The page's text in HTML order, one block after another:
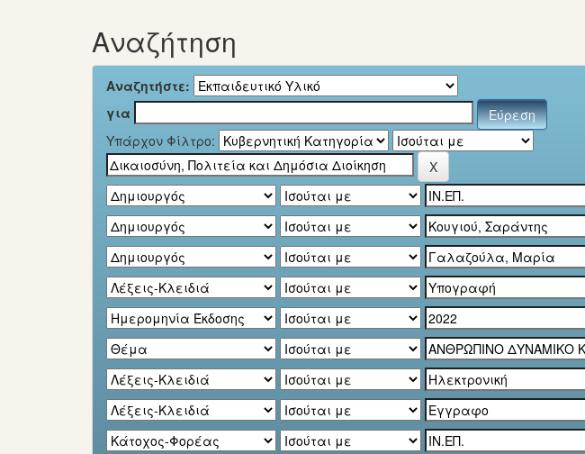
Αναζήτηση
Αναζητήστε:
για
Υπάρχον Φίλτρο: